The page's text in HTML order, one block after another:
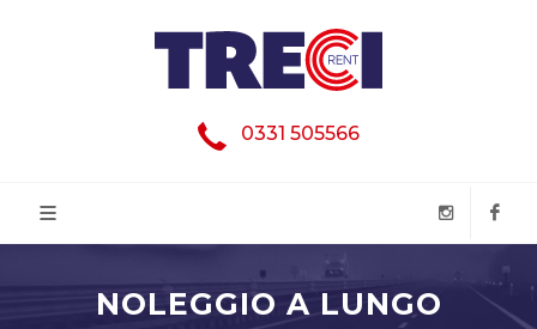
0331 505566
NOLEGGIO A LUNGO